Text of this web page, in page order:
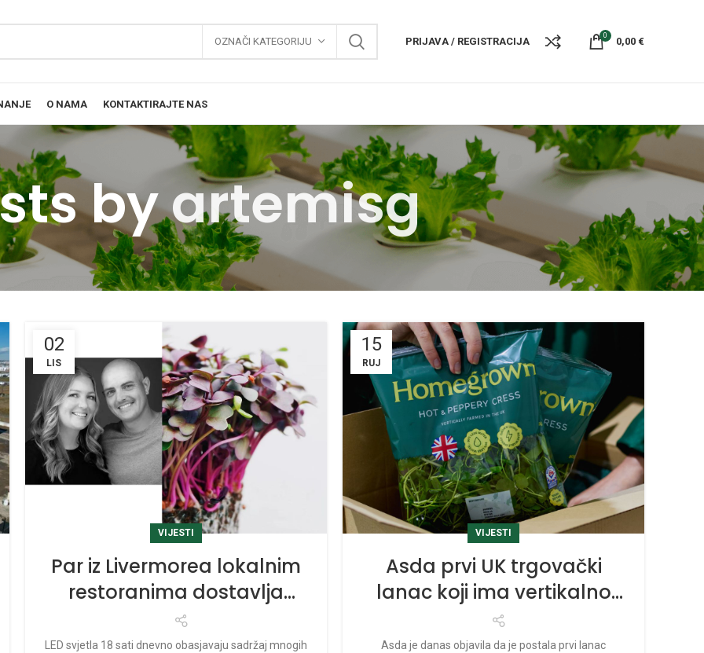
OZNAČI KATEGORIJU PRIJAVA / REGISTRACIJA
0
0,00 €
O NAMA KONTAKTIRAJTE NAS
byartemisg
02
LIS
VIJESTI
Par iz Livermorea lokalnim
restoranima dostavlja
svježe mikrozelenje
LED svjetla 18 sati dnevno obasjavaju sadržaj mnogih
15
RUJ
VIJESTI
Asda prvi UK trgovački
lanac koji ima vertikalno
uzgojenu salatu
Asda je danas objavila da je postala prvi lanac